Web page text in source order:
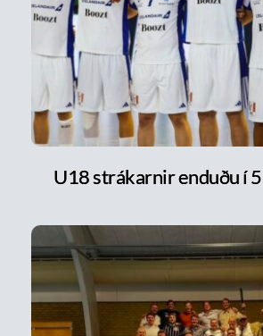
U18 strákarnir enduðu í